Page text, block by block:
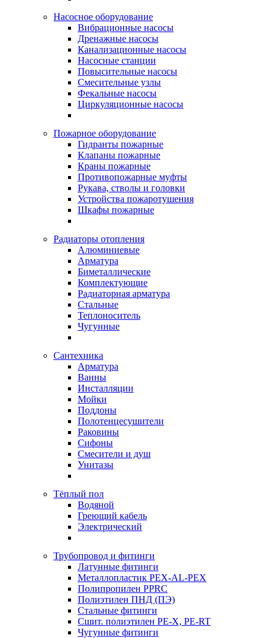
Насосное оборудование
Вибрационные насосы
Дренажные насосы
Канализационные насосы
Насосные станции
Повысительные насосы
Смесительные узлы
Фекальные насосы
Циркуляционные насосы
Пожарное оборудование
Гидранты пожарные
Клапаны пожарные
Краны пожарные
Противопожарные муфты
Рукава, стволы и головки
Устройства пожаротушения
Шкафы пожарные
Радиаторы отопления
Алюминиевые
Арматура
Биметаллические
Комплектующие
Радиаторная арматура
Стальные
Теплоноситель
Чугунные
Сантехника
Арматура
Ванны
Инсталляции
Мойки
Поддоны
Полотенцесушители
Раковины
Сифоны
Смесители и душ
Унитазы
Тёплый пол
Водяной
Греющий кабель
Электрический
Трубопровод и фитинги
Латунные фитинги
Металлопластик PEX-AL-PEX
Полипропилен PPRC
Полиэтилен ПНД (ПЭ)
Стальные фитинги
Сшит. полиэтилен PE-X, PE-RT
Чугунные фитинги